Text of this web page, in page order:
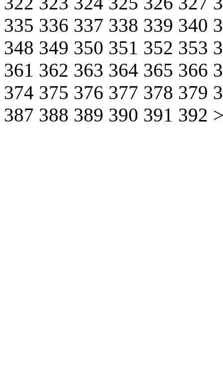
335 336 337 338 339 340
348 349 350 351 352 353
361 362 363 364 365 366
374 375 376 377 378 379
387 388 389 390 391 392